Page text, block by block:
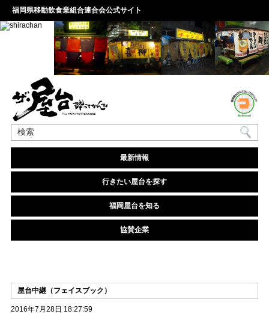
福岡県移動飲食業組合連合会公式サイト
最新情報
行きたい屋台を探す
福岡屋台を知る
協賛企業
屋台中継（フェイスブック）
2016年7月28日 18:27:59